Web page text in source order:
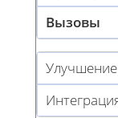
Вызовы
Улучшение